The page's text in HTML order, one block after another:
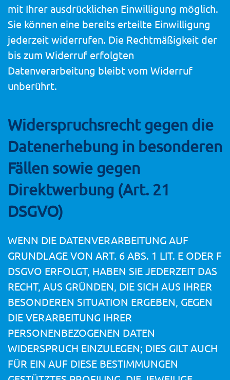
mit Ihrer ausdrücklichen Einwilligung möglich.
Sie können eine bereits erteilte Einwilligung
jederzeit widerrufen. Die Rechtmäßigkeit der
bis zum Widerruf erfolgten
Datenverarbeitung bleibt vom Widerruf
unberührt.
Widerspruchsrecht gegen die
Datenerhebung in besonderen
Fällen sowie gegen
Direktwerbung (Art. 21
DSGVO)
WENN DIE DATENVERARBEITUNG AUF
GRUNDLAGE VON ART. 6 ABS. 1 LIT. E ODER F
DSGVO ERFOLGT, HABEN SIE JEDERZEIT DAS
RECHT, AUS GRÜNDEN, DIE SICH AUS IHRER
BESONDEREN SITUATION ERGEBEN, GEGEN
DIE VERARBEITUNG IHRER
PERSONENBEZOGENEN DATEN
WIDERSPRUCH EINZULEGEN; DIES GILT AUCH
FÜR EIN AUF DIESE BESTIMMUNGEN